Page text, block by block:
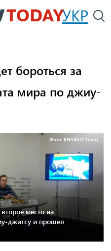
Перейти
к
УКР
бороться за
мира по джиу-
Фото: KHARKIV Today
место на
джитсу и прошел